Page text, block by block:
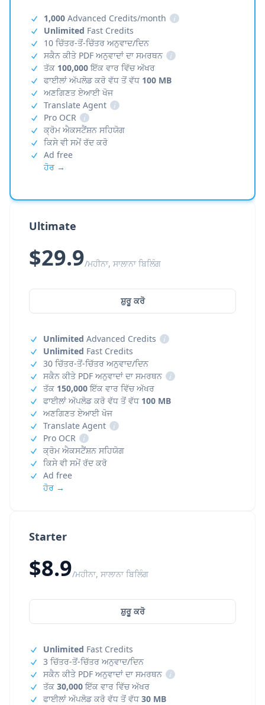
Starter
$8.9/ਮਹੀਨਾ, ਸਾਲਾਨਾ ਬਿਲਿੰਗ
ਸ਼ੁਰੂ ਕਰੋ
Unlimited Fast Credits
3 ਚਿੱਤਰ-ਤੋਂ-ਚਿੱਤਰ ਅਨੁਵਾਦ/ਦਿਨ
ਸਕੈਨ ਕੀਤੇ PDF ਅਨੁਵਾਦਾਂ ਦਾ ਸਮਰਥਨ
i
ਤੱਕ 30,000ਇੱਕ ਵਾਰ ਵਿੱਚ ਅੱਖਰ
ਫਾਈਲਾਂ ਅੱਪਲੋਡ ਕਰੋ ਵੱਧ ਤੋਂ ਵੱਧ 30 MB
1,000 Advanced Credits/month
i
Unlimited Fast Credits
10 ਚਿੱਤਰ-ਤੋਂ-ਚਿੱਤਰ ਅਨੁਵਾਦ/ਦਿਨ
ਸਕੈਨ ਕੀਤੇ PDF ਅਨੁਵਾਦਾਂ ਦਾ ਸਮਰਥਨ
i
ਤੱਕ 100,000ਇੱਕ ਵਾਰ ਵਿੱਚ ਅੱਖਰ
ਫਾਈਲਾਂ ਅੱਪਲੋਡ ਕਰੋ ਵੱਧ ਤੋਂ ਵੱਧ 100 MB
ਅਣਗਿਣਤ ਏਆਈ ਖੋਜ
Translate Agent
i
Pro OCR
i
ਕ੍ਰੋਮ ਐਕਸਟੈਂਸ਼ਨ ਸਹਿਯੋਗ
ਕਿਸੇ ਵੀ ਸਮੇਂ ਰੱਦ ਕਰੋ
Ad free
ਹੋਰ →
Ultimate
$29.9/ਮਹੀਨਾ, ਸਾਲਾਨਾ ਬਿਲਿੰਗ
ਸ਼ੁਰੂ ਕਰੋ
Unlimited Advanced Credits
i
Unlimited Fast Credits
30 ਚਿੱਤਰ-ਤੋਂ-ਚਿੱਤਰ ਅਨੁਵਾਦ/ਦਿਨ
ਸਕੈਨ ਕੀਤੇ PDF ਅਨੁਵਾਦਾਂ ਦਾ ਸਮਰਥਨ
i
ਤੱਕ 150,000ਇੱਕ ਵਾਰ ਵਿੱਚ ਅੱਖਰ
ਫਾਈਲਾਂ ਅੱਪਲੋਡ ਕਰੋ ਵੱਧ ਤੋਂ ਵੱਧ 100 MB
ਅਣਗਿਣਤ ਏਆਈ ਖੋਜ
Translate Agent
i
Pro OCR
i
ਕ੍ਰੋਮ ਐਕਸਟੈਂਸ਼ਨ ਸਹਿਯੋਗ
ਕਿਸੇ ਵੀ ਸਮੇਂ ਰੱਦ ਕਰੋ
Ad free
ਹੋਰ →